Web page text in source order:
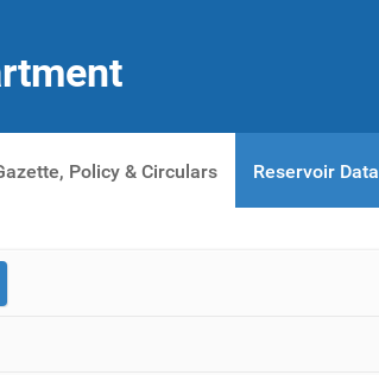
Policy & Circulars Reservoir Data